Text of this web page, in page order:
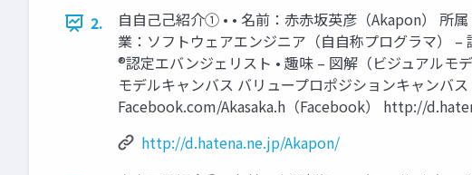
2.
⾃自⼰己紹介① • • 名前：⾚赤坂英彦（Akapon） 所
業：ソフトウェアエンジニア（⾃自称プログラマ）
®認定エバンジェリスト • 趣味 – 図解（ビジュアルモ
モデルキャンバス バリュープロポジションキャンバ
Facebook.com/Akasaka.h（Facebook） http://
http://d.hatena.ne.jp/Akapon/